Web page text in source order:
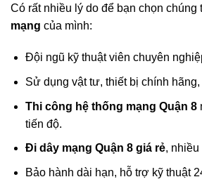
Có rất nhiều lý do để bạn chọn chúng
mạng của mình:
Đội ngũ kỹ thuật viên chuyên
Sử dụng vật tư, thiết bị chính
Thi công hệ thống mạng Quận 8
tiến độ.
Đi dây mạng Quận 8 giá rẻ, nhiều
Bảo hành dài hạn, hỗ trợ kỹ thuật